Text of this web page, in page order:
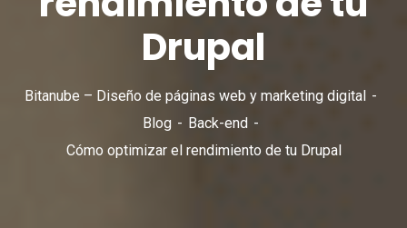
Drupal
Bitanube – Diseño de páginas web y marketing digital
Blog
Back-end
Cómo optimizar el rendimiento de tu Drupal